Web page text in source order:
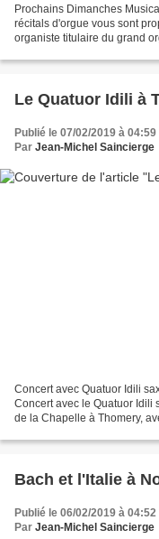
Prochains Dimanches
récitals d'orgue vous sont
organiste titulaire du grand
Le Quatuor Idili à
Publié le 07/02/2019 à 04:59
Par Jean-Michel Saincierge
Concert avec Quatuor Idili
Concert avec le Quatuor Idili
de la Chapelle à Thomery,
Bach et l'Italie à
Publié le 06/02/2019 à 04:52
Par Jean-Michel Saincierge